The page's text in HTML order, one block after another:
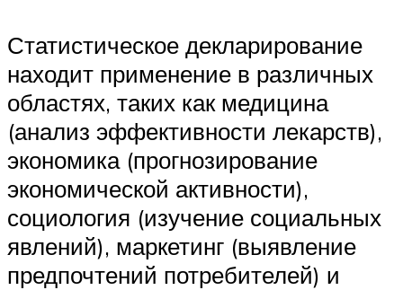
Статистическое декларирование
находит применение в различных
областях, таких как медицина
(анализ эффективности лекарств),
экономика (прогнозирование
экономической активности),
социология (изучение социальных
явлений), маркетинг (выявление
предпочтений потребителей) и